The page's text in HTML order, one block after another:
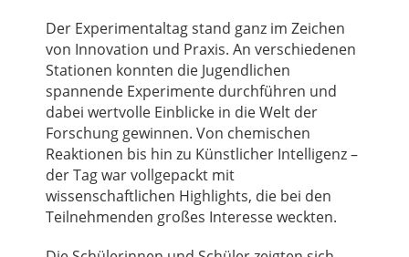
Der Experimentaltag stand ganz im Zeichen
von Innovation und Praxis. An verschiedenen
Stationen konnten die Jugendlichen
spannende Experimente durchführen und
dabei wertvolle Einblicke in die Welt der
Forschung gewinnen. Von chemischen
Reaktionen bis hin zu Künstlicher Intelligenz –
der Tag war vollgepackt mit
wissenschaftlichen Highlights, die bei den
Teilnehmenden großes Interesse weckten.